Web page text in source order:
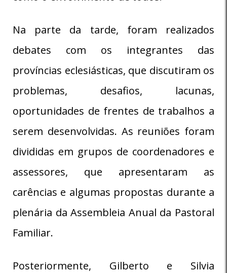
Na parte da tarde, foram realizados
debates com os integrantes das
províncias eclesiásticas, que discutiram os
problemas, desafios, lacunas,
oportunidades de frentes de trabalhos a
serem desenvolvidas. As reuniões foram
divididas em grupos de coordenadores e
assessores, que apresentaram as
carências e algumas propostas durante a
plenária da Assembleia Anual da Pastoral
Familiar.
Posteriormente, Gilberto e Silvia